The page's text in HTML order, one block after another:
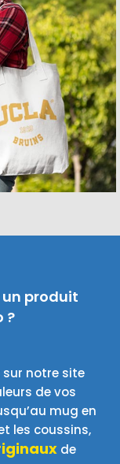
produit
?
notre site
de vos
mug en
les coussins,
de